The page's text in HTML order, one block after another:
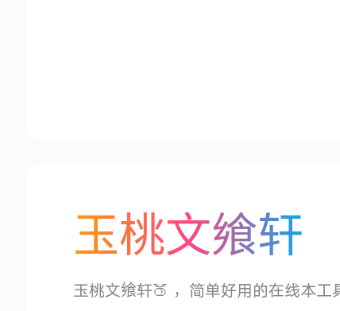
玉桃文飨轩
玉桃文飨轩🍑 ，简单好用的在线本